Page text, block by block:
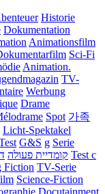
Historie
Dokumentation
Animationsfilm
Sci-Fi
Animation.
TV-
Werbung
Drame
Spot 가족
Licht-Spektakel
G&S g Serie
קומדיית פעולה Test c
Fiction TV-Serie
Science-Fiction
Docutainment